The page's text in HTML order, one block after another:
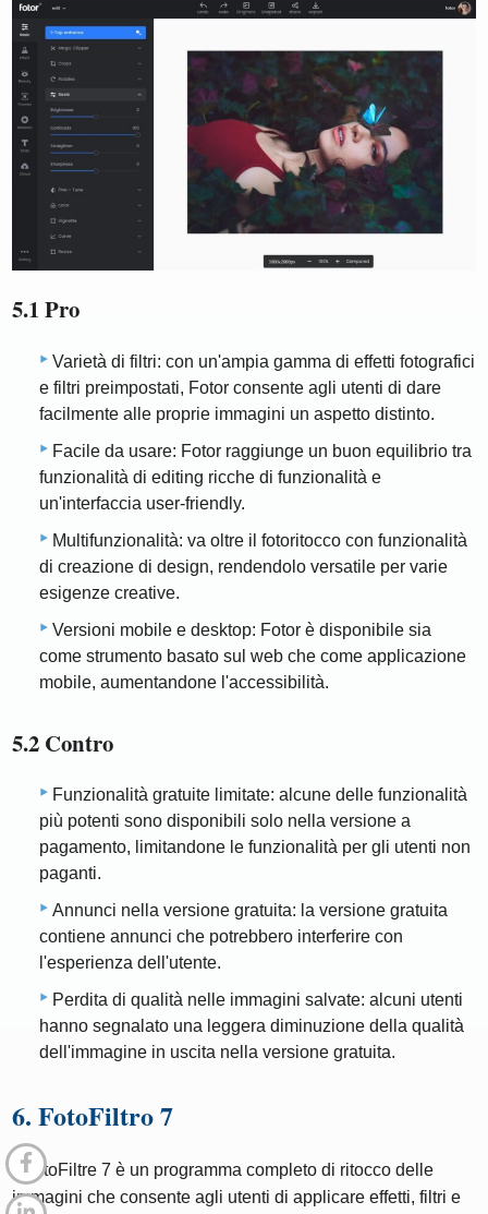
5.1 Pro
Varietà di filtri: con un'ampia gamma di effetti fotografici
e filtri preimpostati, Fotor consente agli utenti di dare
facilmente alle proprie immagini un aspetto distinto.
Facile da usare: Fotor raggiunge un buon equilibrio tra
funzionalità di editing ricche di funzionalità e
un'interfaccia user-friendly.
Multifunzionalità: va oltre il fotoritocco con funzionalità
di creazione di design, rendendolo versatile per varie
esigenze creative.
Versioni mobile e desktop: Fotor è disponibile sia
come strumento basato sul web che come applicazione
mobile, aumentandone l'accessibilità.
5.2 Contro
Funzionalità gratuite limitate: alcune delle funzionalità
più potenti sono disponibili solo nella versione a
pagamento, limitandone le funzionalità per gli utenti non
paganti.
Annunci nella versione gratuita: la versione gratuita
contiene annunci che potrebbero interferire con
l'esperienza dell'utente.
Perdita di qualità nelle immagini salvate: alcuni utenti
hanno segnalato una leggera diminuzione della qualità
dell'immagine in uscita nella versione gratuita.
6. FotoFiltro 7
PhotoFiltre 7 è un programma completo di ritocco delle
immagini che consente agli utenti di applicare effetti, filtri e